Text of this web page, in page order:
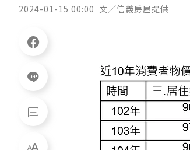
2024-01-15 00:00 文／信義房屋提供